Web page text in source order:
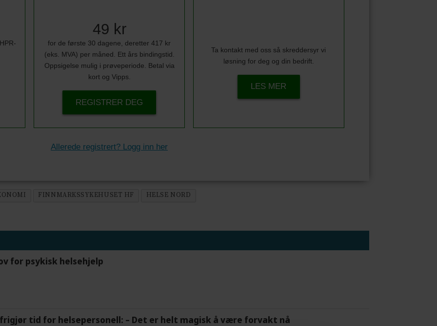
49 kr
for de første 30 dagene, deretter 417 kr
(eks. MVA) per måned. Ett års bindingstid.
Oppsigelse mulig i prøveperiode. Betal via
kort og Vipps.
REGISTRER DEG
Ta kontakt med oss så skreddersyr vi
løsning for deg og din bedrift.
LES MER
Allerede registrert? Logg inn her
FINNMARKSSYKEHUSET HF HELSE NORD
for psykisk helsehjelp
tid for helsepersonell: – Det er helt magisk å være forvakt nå